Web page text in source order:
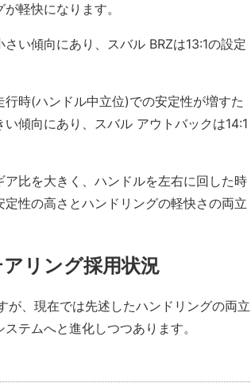
軽快になります。
い傾向にあり、スバル BRZは13:1の設定
時(ハンドル中立位)での安定性が増すた
傾向にあり、スバル アウトバックは14:1
比を大きく、ハンドルを左右に回した時
性の高さとハンドリングの軽快さの両立
リング採用状況
、現在では先述したハンドリングの両立
テムへと進化しつつあります。